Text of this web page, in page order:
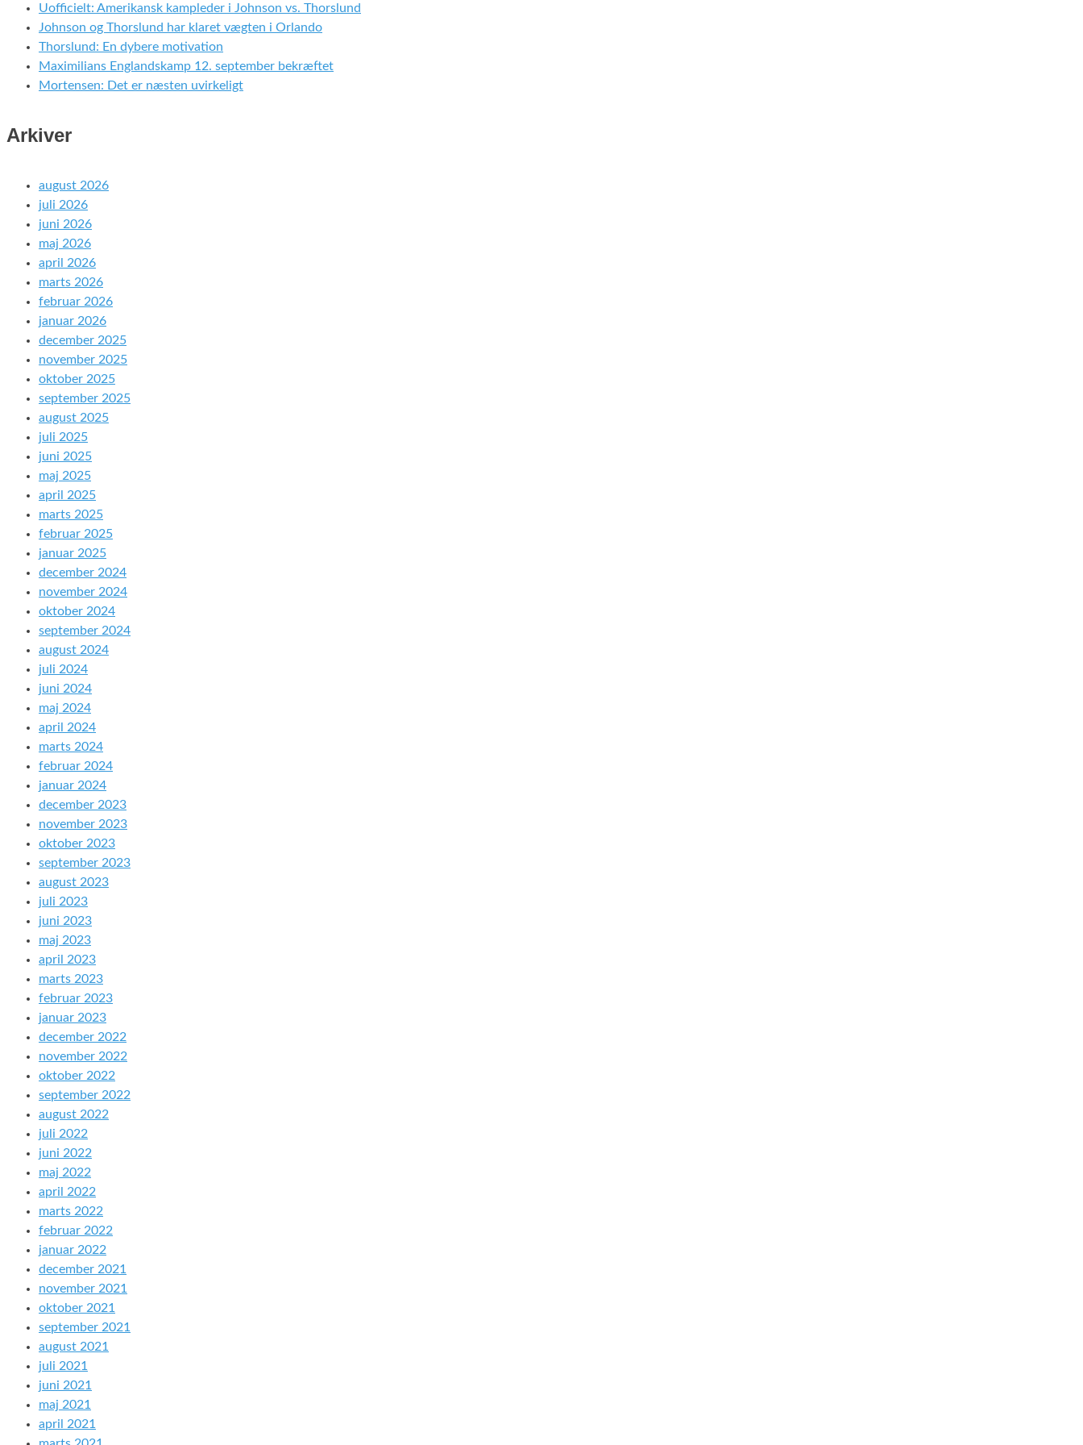
Uofficielt: Amerikansk kampleder i Johnson vs. Thorslund
Johnson og Thorslund har klaret vægten i Orlando
Thorslund: En dybere motivation
Maximilians Englandskamp 12. september bekræftet
Mortensen: Det er næsten uvirkeligt
Arkiver
august 2026
juli 2026
juni 2026
maj 2026
april 2026
marts 2026
februar 2026
januar 2026
december 2025
november 2025
oktober 2025
september 2025
august 2025
juli 2025
juni 2025
maj 2025
april 2025
marts 2025
februar 2025
januar 2025
december 2024
november 2024
oktober 2024
september 2024
august 2024
juli 2024
juni 2024
maj 2024
april 2024
marts 2024
februar 2024
januar 2024
december 2023
november 2023
oktober 2023
september 2023
august 2023
juli 2023
juni 2023
maj 2023
april 2023
marts 2023
februar 2023
januar 2023
december 2022
november 2022
oktober 2022
september 2022
august 2022
juli 2022
juni 2022
maj 2022
april 2022
marts 2022
februar 2022
januar 2022
december 2021
november 2021
oktober 2021
september 2021
august 2021
juli 2021
juni 2021
maj 2021
april 2021